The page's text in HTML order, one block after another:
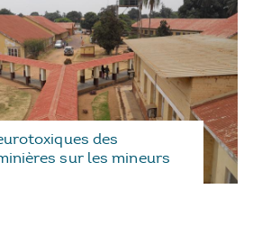
des
sur les mineurs